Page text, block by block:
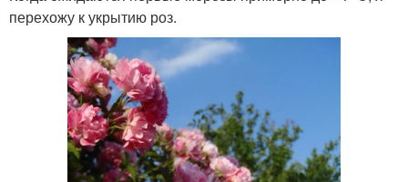
перехожу к укрытию роз.